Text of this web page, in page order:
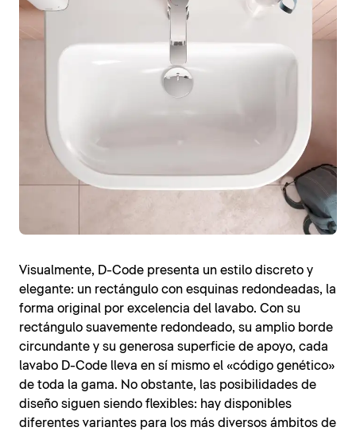
Visualmente, D-Code presenta un estilo discreto y
elegante: un rectángulo con esquinas redondeadas, la
forma original por excelencia del lavabo. Con su
rectángulo suavemente redondeado, su amplio borde
circundante y su generosa superficie de apoyo, cada
lavabo D-Code lleva en sí mismo el «código genético»
de toda la gama. No obstante, las posibilidades de
diseño siguen siendo flexibles: hay disponibles
diferentes variantes para los más diversos ámbitos de